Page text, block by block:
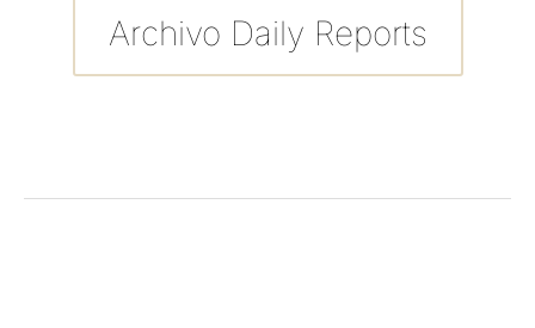
Archivo Daily Reports